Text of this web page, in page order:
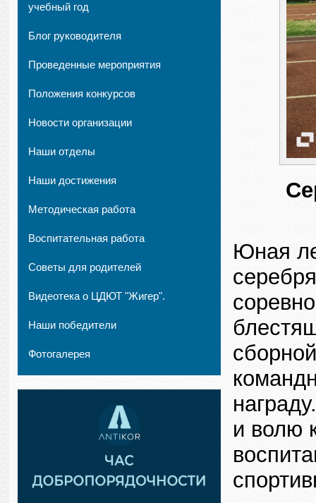
учебный год
Блог руководителя
Проведенные мероприятия
Положения конкурсов
Новости организации
Наши отделы
Наши достижения
Методическая работа
Воспитательная работа
Советы для родителей
Видеотека о ЦДЮТ "Жигер".
Наши победители
Фотогалерея
Юная
и волю